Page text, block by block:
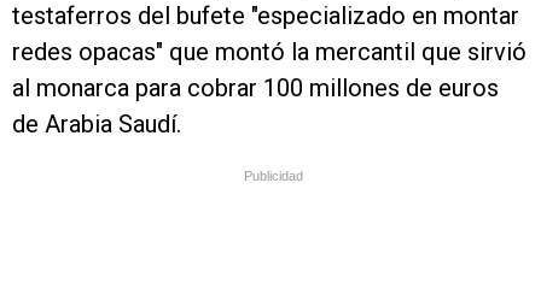
testaferros del bufete "especializado en montar
redes opacas" que montó la mercantil que sirvió
al monarca para cobrar 100 millones de euros
de Arabia Saudí.
Publicidad